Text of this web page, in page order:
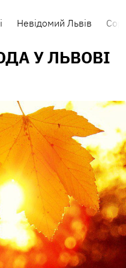
Невідомий Львів
У ЛЬВОВІ